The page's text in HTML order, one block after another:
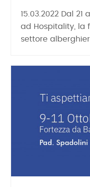
15.03.2022 Dal
ad Hospitality, la
settore